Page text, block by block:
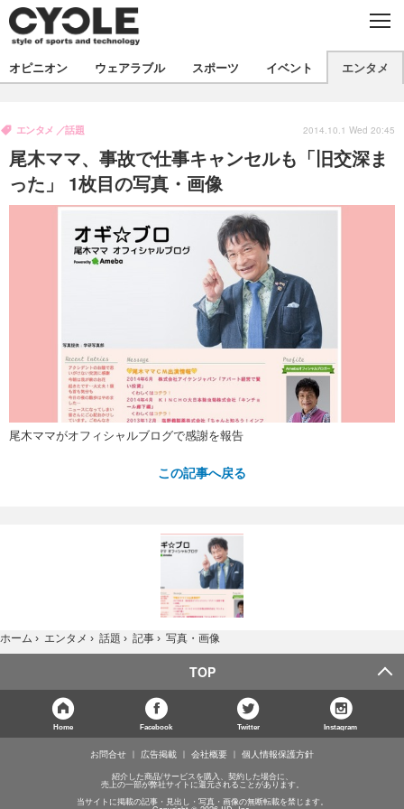
C
O
S
E
製品/用品
衣類
飲食
バックナンバー
コラム
インプレ
ボイス
デバイス
ビジネス
国内
海外
スポーツ
短信
まとめ
選手
イベント
試乗会
文化
出版／映画
ファッション
デザイン
写真
動画
政治
ハウツー
オピニオン ウェアラブル スポーツ イベント エンタメ
尾木ママ、事故で仕事キャンセルも「旧交深ま
った」 1枚目の写真・画像
エンタメ 話題 2014.10.1 Wed 20:45
尾木ママがオフィシャルブログで感謝を報告
この記事へ戻る
ホーム › エンタメ › 話題 › 記事 › 写真・画像
TOP
Home Facebook Twitter Instagram
お問合せ 広告掲載 会社概要 個人情報保護方針
紹介した商品/サービスを購入、契約した場合に、
売上の一部が弊社サイトに還元されることがあります。
当サイトに掲載の記事・見出し・写真・画像の無断転載を禁じます。